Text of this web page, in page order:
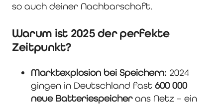
so auch deiner Nachbarschaft.
Warum ist 2025 der perfekte
Zeitpunkt?
Marktexplosion bei Speichern: 2024
gingen in Deutschland fast600 000
neue Batteriespeicherans Netz – ein